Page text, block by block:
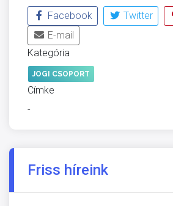
Facebook
Twitter
E-mail
Kategória
JOGI CSOPORT
Címke
-
Friss híreink